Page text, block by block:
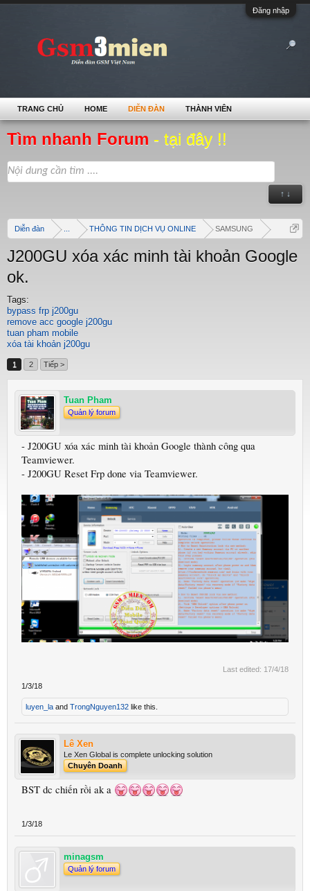
Đăng nhập
Tìm nhanh Forum - tại đây !!
↑ ↓
Diễn đàn THÔNG TIN DỊCH VỤ ONLINE SAMSUNG
J200GU xóa xác minh tài khoản Google
ok.
Tags:
bypass frp j200gu
remove acc google j200gu
tuan pham mobile
xóa tài khoản j200gu
1 2 Tiếp >
Tuan Pham
Quản lý forum
- J200GU xóa xác minh tài khoản Google thành công qua
Teamviewer.
- J200GU Reset Frp done via Teamviewer.
Last edited: 17/4/18
1/3/18
luyen_la and TrongNguyen132 like this.
Lê Xen
Le Xen Global is complete unlocking solution
Chuyên Doanh
BST dc chiến rồi ak a
1/3/18
minagsm
Quản lý forum
TRANG CHỦ HOME DIỄN ĐÀN THÀNH VIÊN